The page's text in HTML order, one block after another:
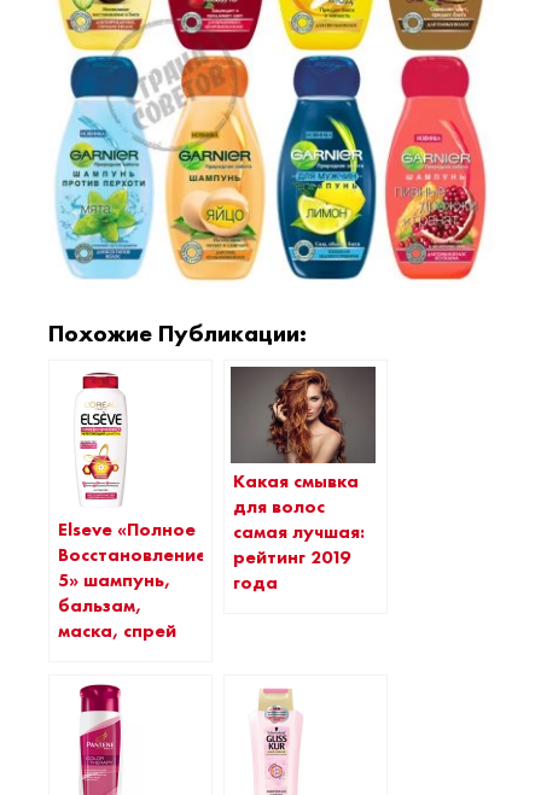
Похожие Публикации:
Elseve «Полное
Восстановление
5» шампунь,
бальзам,
маска, спрей
Какая смывка
для волос
самая лучшая:
рейтинг 2019
года